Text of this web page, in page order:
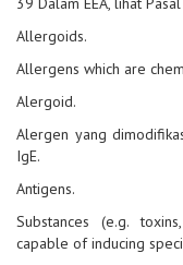
Allergoids.
Allergens which are
Alergoid.
Alergen yang
IgE.
Antigens.
Substances (e.g.
capable of inducing